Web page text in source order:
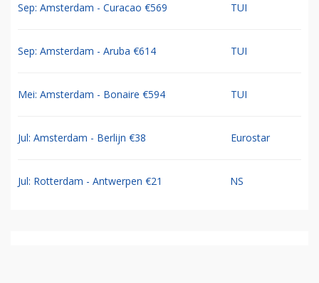
Sep: Amsterdam - Curacao €569 TUI
Sep: Amsterdam - Aruba €614 TUI
Mei: Amsterdam - Bonaire €594 TUI
Jul: Amsterdam - Berlijn €38 Eurostar
Jul: Rotterdam - Antwerpen €21 NS